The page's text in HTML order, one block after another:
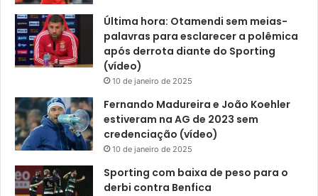
Última hora: Otamendi sem meias-
palavras para esclarecer a polêmica
após derrota diante do Sporting
(vídeo)
10 de janeiro de 2025
Fernando Madureira e João Koehler
estiveram na AG de 2023 sem
credenciação (vídeo)
10 de janeiro de 2025
Sporting com baixa de peso para o
derbi contra Benfica